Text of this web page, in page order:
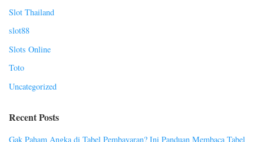
Slot Thailand
slot88
Slots Online
Toto
Uncategorized
Recent Posts
Gak Paham Angka di Tabel Pembayaran? Ini Panduan Membaca Tabel